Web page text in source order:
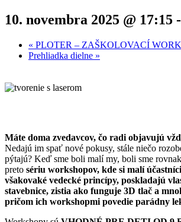
10. novembra 2025 @ 17:15 -
« PLOTER – ZAŠKOLOVACÍ
Prehliadka dielne »
Máte doma zvedavcov, čo radi objavujú
Nedajú im spať nové pokusy, stále niečo
pýtajú? Keď sme boli malí my, boli sme
preto sériu workshopov, kde si malí
všakovaké vedecké princípy, poskladajú
stavebnice, zistia ako funguje 3D tlač a
pričom ich workshopmi povedie parádny